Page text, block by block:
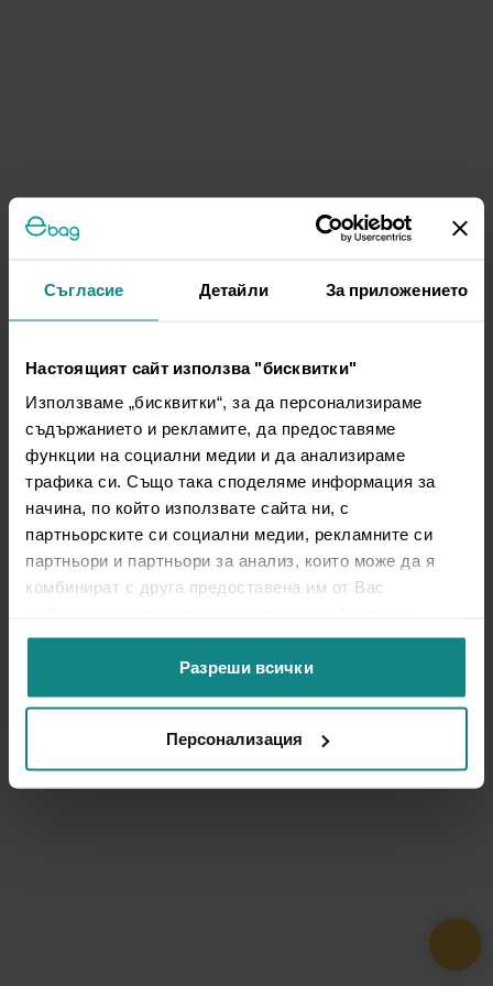
Съгласие Детайли За приложението
Настоящият сайт използва "бисквитки"
Използваме „бисквитки“, за да персонализираме
съдържанието и рекламите, да предоставяме
функции на социални медии и да анализираме
трафика си. Също така споделяме информация за
начина, по който използвате сайта ни, с
партньорските си социални медии, рекламните си
партньори и партньори за анализ, които може да я
комбинират с друга предоставена им от Вас
ползването от Ваша страна на услугите им.
Разреши всички
Персонализация